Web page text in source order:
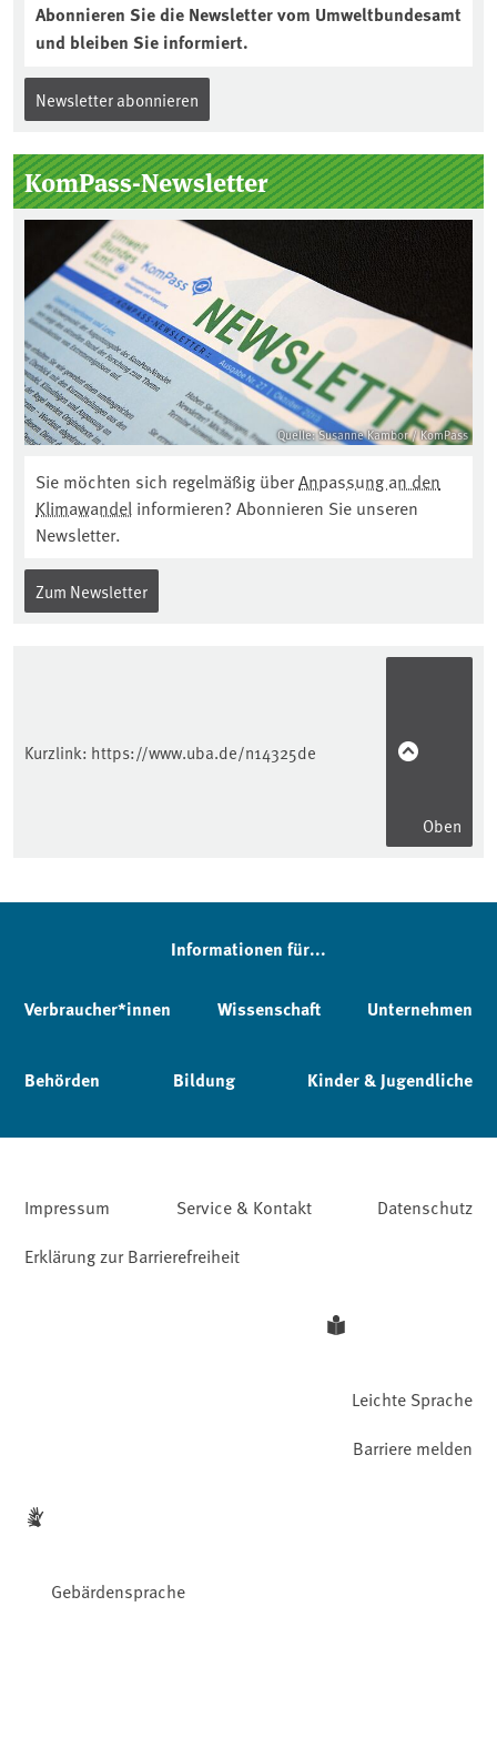
Abonnieren Sie die Newsletter vom Umweltbundesamt
und bleiben Sie informiert.
Newsletter abonnieren
KomPass-Newsletter
Quelle: Susanne Kambor / KomPass
Sie möchten sich regelmäßig überAnpassung an den
Klimawandel informieren? Abonnieren Sie unseren
Newsletter.
Zum Newsletter
Kurzlink: https://www.uba.de/n14325de
Oben
Informationen für...
Verbraucher*innen Wissenschaft Unternehmen
Behörden Bildung Kinder & Jugendliche
Impressum Service & Kontakt
Datenschutz
Erklärung zur Barrierefreiheit
Leichte Sprache
Gebärdensprache
Barriere melden